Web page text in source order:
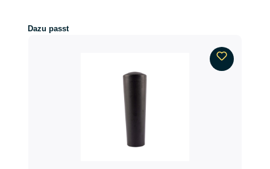
Produktgalerie überspringen
Dazu passt